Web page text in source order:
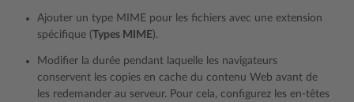
Ajouter un type MIME pour les fichiers avec une extension
spécifique (Types MIME).
Modifier la durée pendant laquelle les navigateurs
conservent les copies en cache du contenu Web avant de
les redemander au serveur. Pour cela, configurez les en-têtes